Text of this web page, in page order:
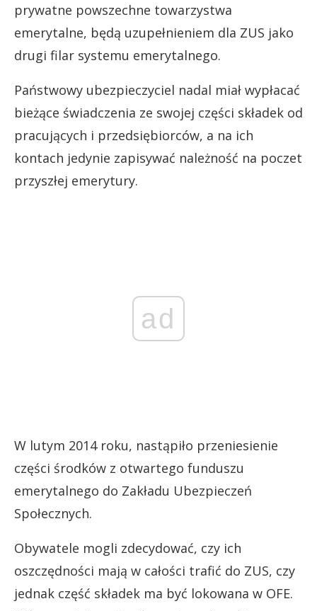
prywatne powszechne towarzystwa
emerytalne, będą uzupełnieniem dla ZUS jako
drugi filar systemu emerytalnego.
Państwowy ubezpieczyciel nadal miał wypłacać
bieżące świadczenia ze swojej części składek od
pracujących i przedsiębiorców, a na ich
kontach jedynie zapisywać należność na poczet
przyszłej emerytury.
ad
W lutym 2014 roku, nastąpiło przeniesienie
części środków z otwartego funduszu
emerytalnego do Zakładu Ubezpieczeń
Społecznych.
Obywatele mogli zdecydować, czy ich
oszczędności mają w całości trafić do ZUS, czy
jednak część składek ma być lokowana w OFE.